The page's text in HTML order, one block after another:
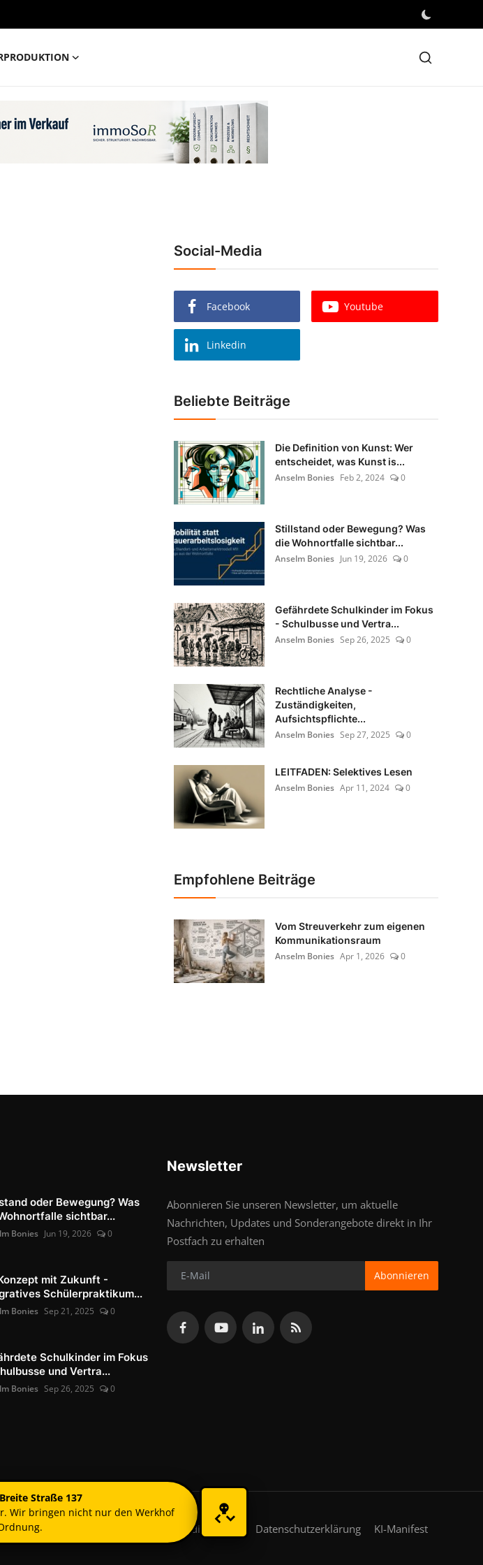
Social-Media
Facebook Youtube
Linkedin
Beliebte Beiträge
Die Definition von Kunst: Wer
entscheidet, was Kunst is...
Anselm Bonies Feb 2, 2024 0
Stillstand oder Bewegung? Was
die Wohnortfalle sichtbar...
Anselm Bonies Jun 19, 2026 0
Gefährdete Schulkinder im Fokus
- Schulbusse und Vertra...
Anselm Bonies Sep 26, 2025 0
Rechtliche Analyse -
Zuständigkeiten,
Aufsichtspflichte...
Anselm Bonies Sep 27, 2025 0
LEITFADEN: Selektives Lesen
Anselm Bonies Apr 11, 2024 0
Empfohlene Beiträge
Vom Streuverkehr zum eigenen
Kommunikationsraum
Anselm Bonies Apr 1, 2026 0
oder Bewegung? Was
sichtbar...
Bonies Jun 19, 2026 0
mit Zukunft -
Schülerpraktikum...
Bonies Sep 21, 2025 0
Schulkinder im Fokus
und Vertra...
Bonies Sep 26, 2025 0
Newsletter
Abonnieren Sie unseren Newsletter, um aktuelle
Nachrichten, Updates und Sonderangebote direkt in Ihr
Postfach zu erhalten
Abonnieren
Nutzungsbedingungen Datenschutzerklärung KI-Manifest
Straße 137
Wir bringen nicht nur den Werkhof